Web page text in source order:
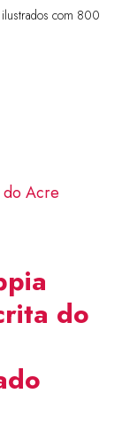
ilustrados com 800
do